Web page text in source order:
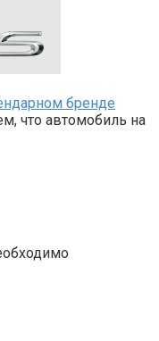
бренде
что автомобиль на